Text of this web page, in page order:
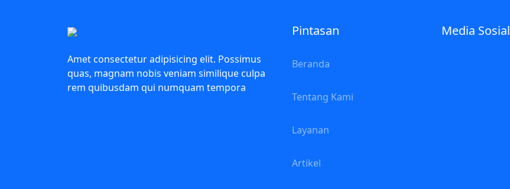
Amet consectetur adipisicing elit. Possimus
quas, magnam nobis veniam similique culpa
rem quibusdam qui numquam tempora
Pintasan
Beranda
Tentang Kami
Layanan
Artikel
Media Sosial